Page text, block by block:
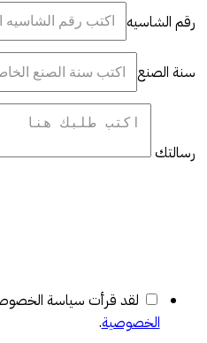
رقم الشاسيه
سنة الصنع
رسالتك
لقد قرأت سياسة
الخصوصية.